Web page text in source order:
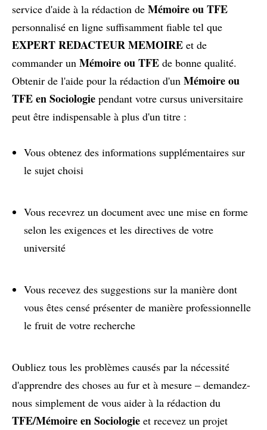
service d'aide à la rédaction de Mémoire ou TFE
personnalisé en ligne suffisamment fiable tel que
EXPERT REDACTEUR MEMOIRE et de
commander un Mémoire ou TFE de bonne qualité.
Obtenir de l'aide pour la rédaction d'un Mémoire ou
TFE en Sociologie pendant votre cursus universitaire
peut être indispensable à plus d'un titre :
Vous obtenez des informations supplémentaires sur
le sujet choisi
Vous recevrez un document avec une mise en forme
selon les exigences et les directives de votre
université
Vous recevez des suggestions sur la manière dont
vous êtes censé présenter de manière professionnelle
le fruit de votre recherche
Oubliez tous les problèmes causés par la nécessité
d'apprendre des choses au fur et à mesure – demandez-
nous simplement de vous aider à la rédaction du
TFE/Mémoire en Sociologie et recevez un projet